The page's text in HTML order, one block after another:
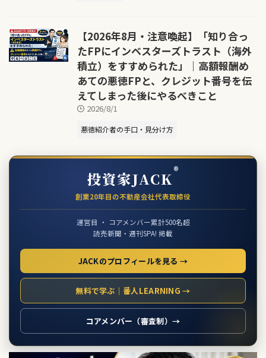
【2026年8月・注意喚起】「知り合っ
たFPにインベスターズトラスト（海外
積立）をすすめられた」｜高額報酬め
あての悪徳FPと、クレジット番号を伝
えてしまった後にやるべきこと
2026/8/1
悪徳紹介者の手口・見分け方
投資家JACK®
創業20年目の不動産会社代表取締役
運営目 ・ コアメンバー累計500名超
読売新聞・週刊SPA! 掲載
JACKのプロフィールを見る →
無料で学ぶ｜番人LEARNING →
コアメンバー（審査制）→